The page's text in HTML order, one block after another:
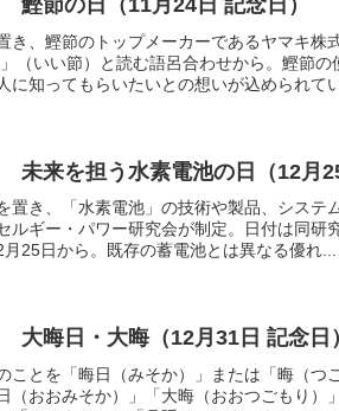
節の日（11月24日 記念日）
き、鰹節のトップメーカーであるヤマキ株
（いい節）と読む語呂合わせから。鰹節
に知ってもらいたいとの想いが込められて
来を担う水素電池の日（12月25
置き、「水素電池」の技術や製品、システ
ルギー・パワー研究会が制定。日付は同研
25日から。既存の蓄電池とは異なる優れ...
晦日・大晦（12月31日 記念日
ことを「晦日（みそか）」または「晦（つ
（おおみそか）」「大晦（おおつごもり）